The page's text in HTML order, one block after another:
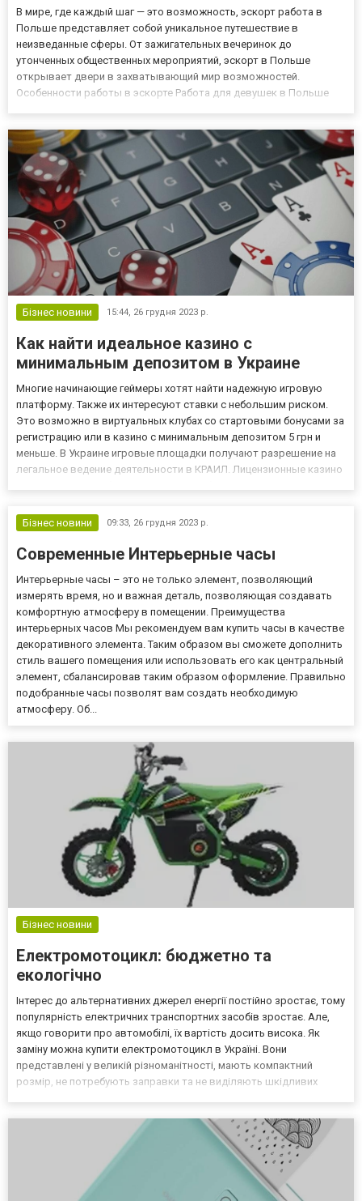
В мире, где каждый шаг — это возможность, эскорт работа в
Польше представляет собой уникальное путешествие в
неизведанные сферы. От зажигательных вечеринок до
утонченных общественных мероприятий, эскорт в Польше
открывает двери в захватывающий мир возможностей.
Особенности работы в эскорте Работа для девушек в Польше
факторов, привлекающих...
Бізнес новини 15:44, 26 грудня 2023 р.
Как найти идеальное казино с
минимальным депозитом в Украине
Многие начинающие геймеры хотят найти надежную игровую
платформу. Также их интересуют ставки с небольшим риском.
Это возможно в виртуальных клубах со стартовыми бонусами за
регистрацию или в казино с минимальным депозитом 5 грн и
меньше. В Украине игровые площадки получают разрешение на
легальное ведение деятельности в КРАИЛ. Лицензионные казино
Бізнес новини
09:33, 26 грудня 2023 р.
Современные Интерьерные часы
Интерьерные часы – это не только элемент, позволяющий
измерять время, но и важная деталь, позволяющая создавать
комфортную атмосферу в помещении. Преимущества
интерьерных часов Мы рекомендуем вам купить часы в качестве
декоративного элемента. Таким образом вы сможете дополнить
стиль вашего помещения или использовать его как центральный
элемент, сбалансировав таким образом оформление. Правильно
подобранные часы позволят вам создать необходимую
атмосферу. Об...
Бізнес новини
Електромотоцикл: бюджетно та
екологічно
Інтерес до альтернативних джерел енергії постійно зростає, тому
популярність електричних транспортних засобів зростає. Але,
якщо говорити про автомобілі, їх вартість досить висока. Як
заміну можна купити електромотоцикл в Україні. Вони
представлені у великій різноманітності, мають компактний
розмір, не потребують заправки та не виділяють шкідливих